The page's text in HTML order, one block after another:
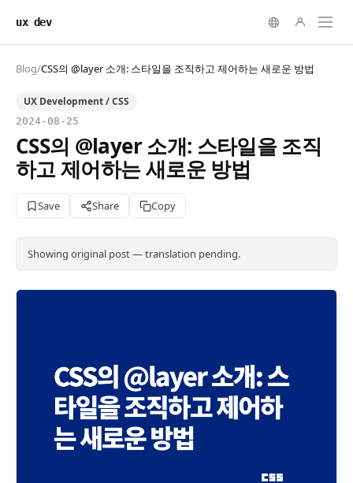
ux dev
Blog/CSS의 @layer 소개: 스타일을 조직하고 제어하는 새로운 방법
UX Development / CSS
2024-08-25
CSS의 @layer 소개: 스타일을 조직
하고 제어하는 새로운 방법
Save Share Copy
Showing original post — translation pending.